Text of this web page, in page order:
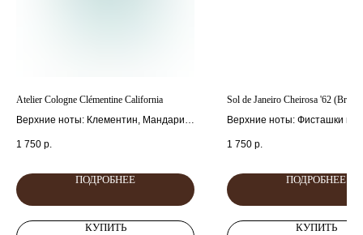
Atelier Cologne Clémentine California
Верхние ноты: Клементин, Мандарин
Cредние ноты: Базилик, Звездчатый
Базовые ноты: Кипарис, Ветивер и
Сандал.
1 750 р.
ПОДРОБНЕЕ
КУПИТЬ
Sol de Janeiro Cheirosa '62
Верхние ноты: Фисташки и
Базовые ноты: Карамель,
1 750 р.
ПОДРОБНЕЕ
КУПИТЬ